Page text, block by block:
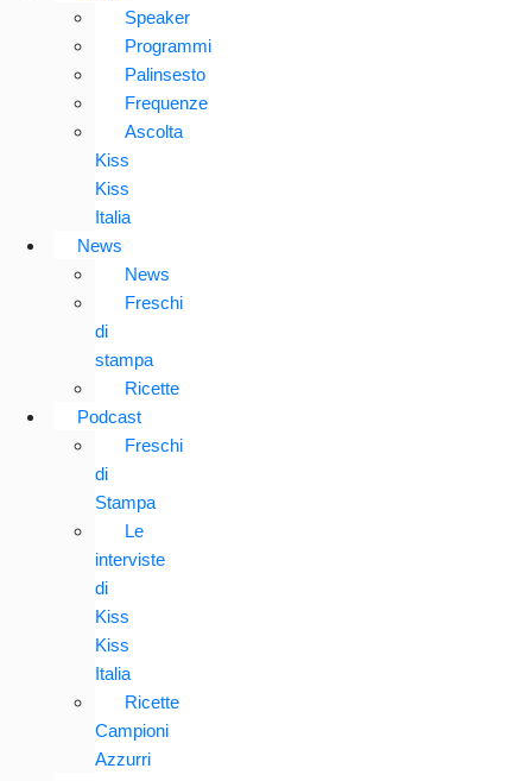
Speaker
Programmi
Palinsesto
Frequenze
Ascolta
Kiss
Kiss
Italia
News
News
Freschi
di
stampa
Ricette
Podcast
Freschi
di
Stampa
Le
interviste
di
Kiss
Kiss
Italia
Ricette
Campioni
Azzurri